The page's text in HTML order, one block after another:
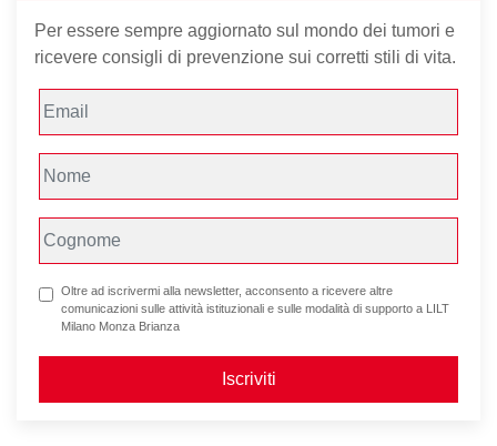
Per essere sempre aggiornato sul mondo dei tumori e
ricevere consigli di prevenzione sui corretti stili di vita.
Oltre ad iscrivermi alla newsletter, acconsento a ricevere altre
comunicazioni sulle attività istituzionali e sulle modalità di supporto a LILT
Milano Monza Brianza
Iscriviti